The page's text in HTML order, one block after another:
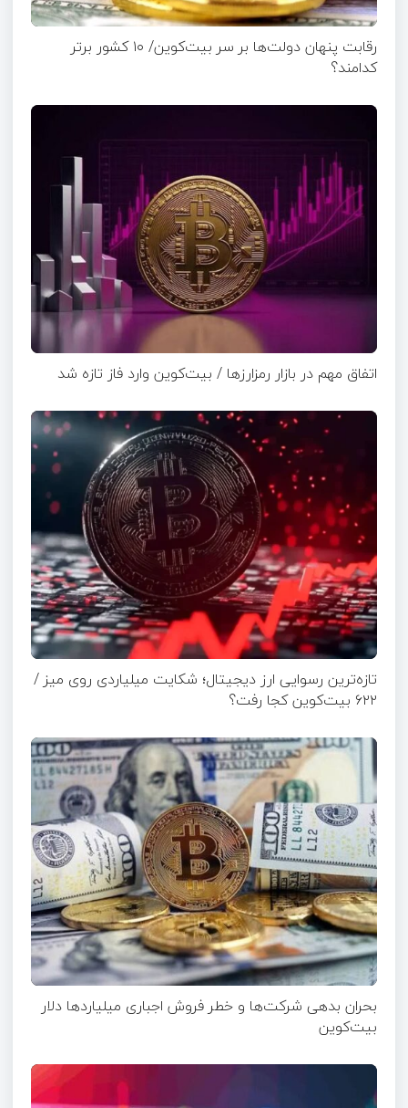
رقابت پنهان دولت‌ها بر سر بیت‌کوین/ ۱۰ کشور برتر
کدامند؟
اتفاق مهم در بازار رمزارزها / بیت‌کوین وارد فاز تازه شد
تازه‌ترین رسوایی ارز دیجیتال؛ شکایت میلیاردی روی میز /
۶۲۲ بیت‌کوین کجا رفت؟
بحران بدهی شرکت‌ها و خطر فروش اجباری میلیاردها دلار
بیت‌کوین